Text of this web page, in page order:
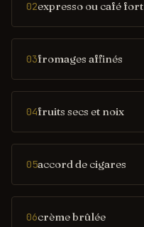
02expresso ou café fort
03fromages affinés
04fruits secs et noix
05accord de cigares
06crème brûlée